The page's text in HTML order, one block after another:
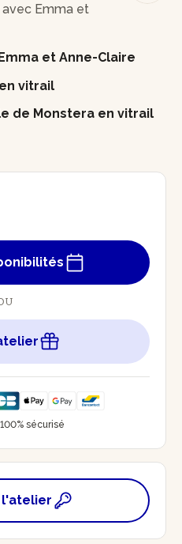
Emma et
et Anne-Claire
vitrail
de Monstera en vitrail
sécurisé
l'atelier